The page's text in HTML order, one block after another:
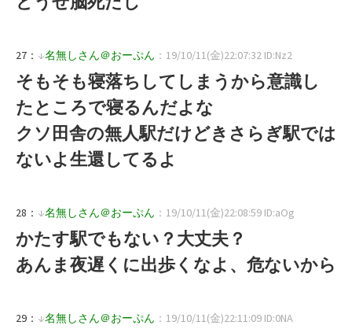
27： ↓名無しさん＠おーぷん ：19/10/11(金)22:07:32 ID:Nz2
そもそも寝落ちしてしまうから意識し
たところで寝るんだよな
クソ田舎の無人駅だけどきさらぎ駅では
ないよ生還してるよ
28： ↓名無しさん＠おーぷん ：19/10/11(金)22:08:59 ID:aOg
かたす駅でもない？大丈夫？
あんま夜遅くに出歩くなよ、危ないから
29： ↓名無しさん＠おーぷん ：19/10/11(金)22:11:09 ID:0NA